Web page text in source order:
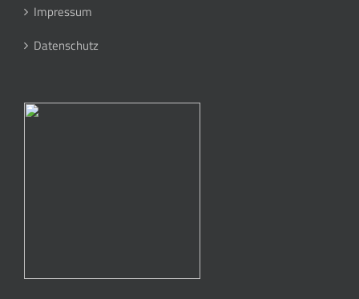
Impressum
Datenschutz